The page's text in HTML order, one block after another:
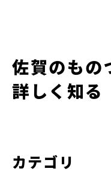
佐賀のもの
詳しく知る
カテゴリ